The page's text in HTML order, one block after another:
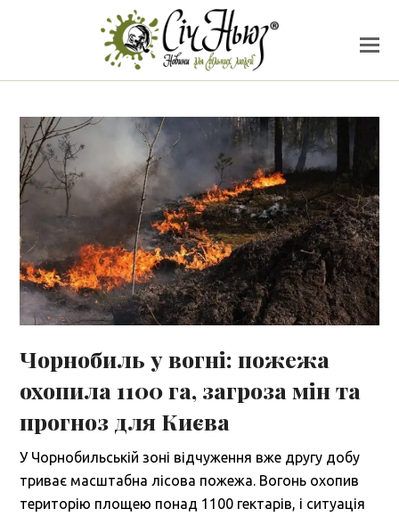
Чорнобиль у вогні: пожежа
охопила 1100 га, загроза мін та
прогноз для Києва
У Чорнобильській зоні відчуження вже другу добу
триває масштабна лісова пожежа. Вогонь охопив
територію площею понад 1100 гектарів, і ситуація